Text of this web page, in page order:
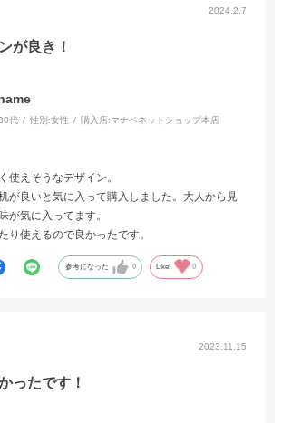
2024.2.7
が良き！
代 性別:女性 購入店:マナベネットショップ本店
使えそうなデザイン。
が良いと気に入って購入しました。大人から見
が気に入ってます。
り使えるので良かったです。
参考になった 0 Like! 0
2023.11.15
ったです！